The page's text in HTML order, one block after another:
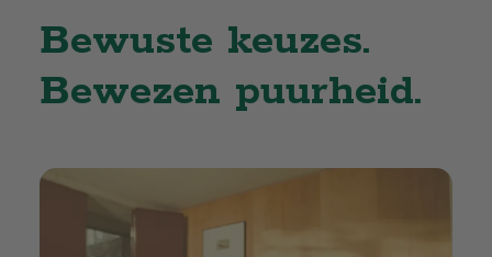
Bewuste keuzes.
Bewezen puurheid.